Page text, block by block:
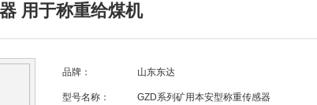
用于称重给煤机
品牌： 山东东达
型号名称： GZD系列矿用本安型称重传感器